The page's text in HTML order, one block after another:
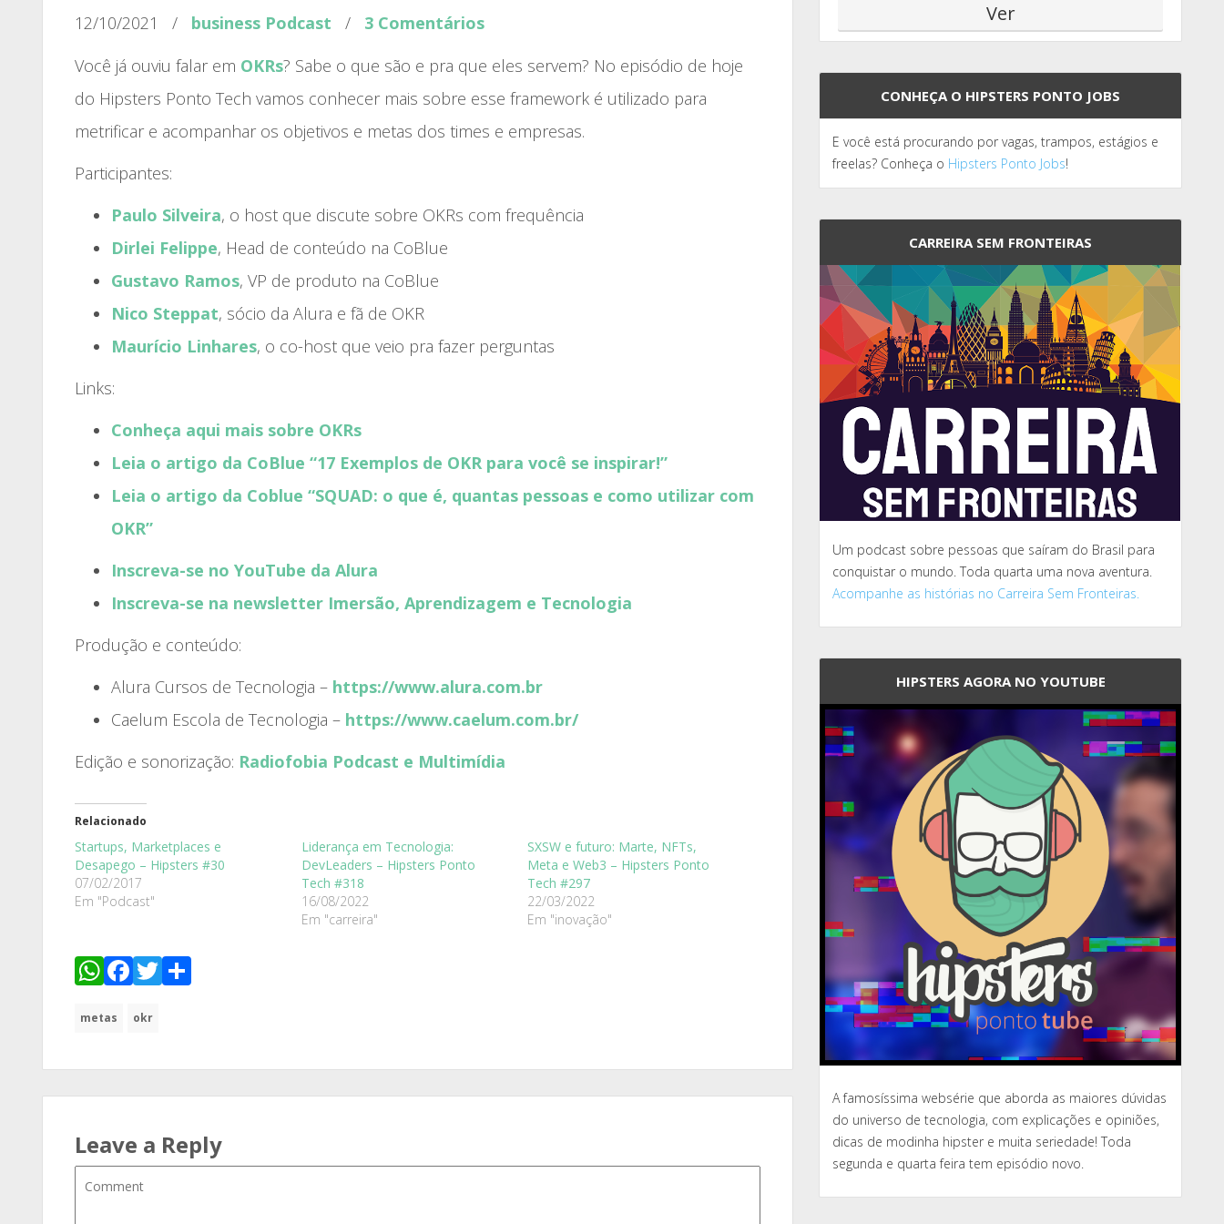
diminuir
12/10/2021 / business Podcast /
3 Comentários
Você já ouviu falar em OKRs? Sabe o que são e pra que eles servem? No episódio de hoje
do Hipsters Ponto Tech vamos conhecer mais sobre esse framework é utilizado para
metrificar e acompanhar os objetivos e metas dos times e empresas.
Participantes:
Paulo Silveira, o host que discute sobre OKRs com frequência
Dirlei Felippe, Head de conteúdo na CoBlue
Gustavo Ramos, VP de produto na CoBlue
Nico Steppat, sócio da Alura e fã de OKR
Maurício Linhares, o co-host que veio pra fazer perguntas
Links:
Conheça aqui mais sobre OKRs
Leia o artigo da CoBlue “17 Exemplos de OKR para você se inspirar!”
Leia o artigo da Coblue “SQUAD: o que é, quantas pessoas e como utilizar com
OKR”
Inscreva-se no YouTube da Alura
Inscreva-se na newsletter Imersão, Aprendizagem e Tecnologia
Produção e conteúdo:
Alura Cursos de Tecnologia – https://www.alura.com.br
Caelum Escola de Tecnologia – https://www.caelum.com.br/
Edição e sonorização: Radiofobia Podcast e Multimídia
Relacionado
Startups, Marketplaces e
Desapego – Hipsters #30
07/02/2017
Em "Podcast"
Liderança em Tecnologia:
DevLeaders – Hipsters Ponto
Tech #318
16/08/2022
Em "carreira"
SXSW e futuro: Marte, NFTs,
Meta e Web3 – Hipsters Ponto
Tech #297
22/03/2022
Em "inovação"
WhatsApp
Facebook
Twitter
metas okr
Leave a Reply
CONHEÇA O HIPSTERS PONTO JOBS
E você está procurando por vagas, trampos, estágios e
freelas? Conheça o Hipsters Ponto Jobs!
CARREIRA SEM FRONTEIRAS
Um podcast sobre pessoas que saíram do Brasil para
conquistar o mundo. Toda quarta uma nova aventura.
Acompanhe as histórias no Carreira Sem Fronteiras.
HIPSTERS AGORA NO YOUTUBE
A famosíssima websérie que aborda as maiores dúvidas
do universo de tecnologia, com explicações e opiniões,
dicas de modinha hipster e muita seriedade! Toda
segunda e quarta feira tem episódio novo.